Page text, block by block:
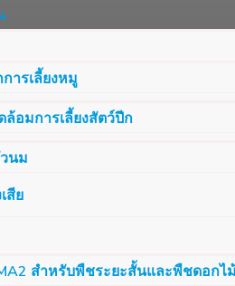
ารเลี้ยงหมู
อมการเลี้ยงสัตว์ปีก
นม
สีย
สำหรับพืชระยะสั้นและพืชดอกไ